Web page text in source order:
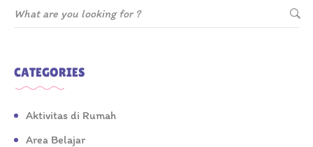
CATEGORIES
Aktivitas di Rumah
Area Belajar